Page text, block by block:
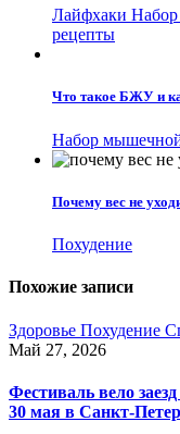
Лайфхаки
рецепты
Что такое БЖУ и
Набор
Почему вес не
Похудение
Похожие записи
Здоровье Похудение
Май 27, 2026
Фестиваль вело
30 мая в Санкт-